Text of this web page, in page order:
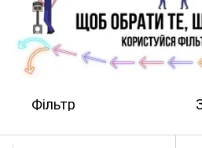
Фільтр